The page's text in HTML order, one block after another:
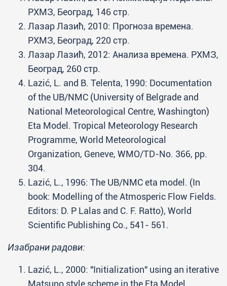
РХМЗ, Београд, 146 стр.
Лазар Лазић, 2010: Прогноза времена.
РХМЗ, Београд, 220 стр.
Лазар Лазић, 2012: Анализа времена. РХМЗ,
Београд, 260 стр.
Lazić, L. and B. Telenta, 1990: Documentation
of the UB/NMC (University of Belgrade and
National Meteorological Centre, Washington)
Eta Model. Tropical Meteorology Research
Programme, World Meteorological
Organization, Geneve, WMO/TD-No. 366, pp.
304.
Lazić, L., 1996: The UB/NMC eta model. (In
book: Modelling of the Atmosperic Flow Fields.
Editors: D. P Lalas and C. F. Ratto), World
Scientific Publishing Co., 541- 561.
Изабрани радови:
Lazić, L., 2000: "Initialization" using an iterative
Matsuno style scheme in the Eta Model